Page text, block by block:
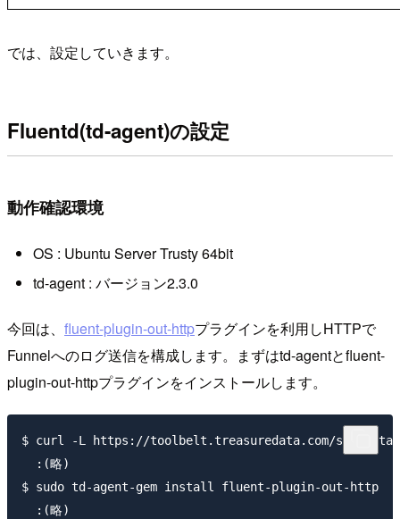
では、設定していきます。
Fluentd(td-agent)の設定
動作確認環境
OS : Ubuntu Server Trusty 64bit
td-agent : バージョン2.3.0
今回は、 fluent-plugin-out-httpプラグインを利用しHTTPで
Funnelへのログ送信を構成します。まずはtd-agentとfluent-
plugin-out-httpプラグインをインストールします。
$ curl -L https://toolbelt.treasuredata.com/sh/
  :(略)
$ sudo td-agent-gem install fluent-plugin-out-http
  :(略)